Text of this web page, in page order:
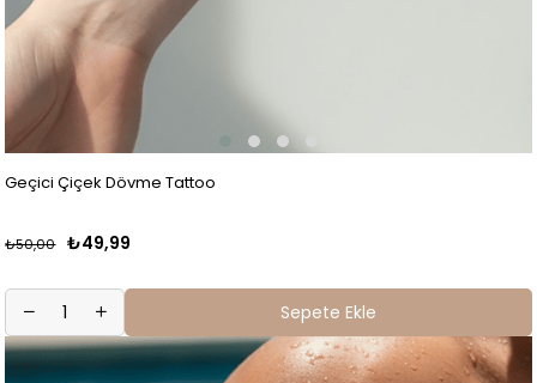
Geçici Çiçek Dövme Tattoo
₺50,00 ₺49,99
Sepete Ekle